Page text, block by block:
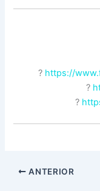
? https://
?
?
ANTERIOR